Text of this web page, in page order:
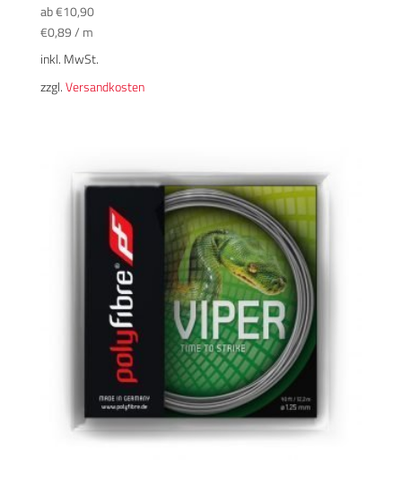
ab€10,90
€0,89/ m
inkl. MwSt.
zzgl.Versandkosten